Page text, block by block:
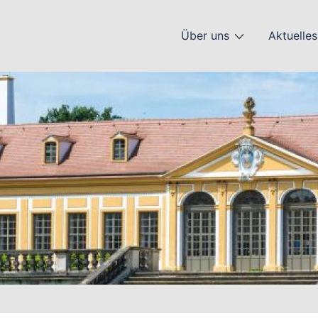
Über uns Aktuelles